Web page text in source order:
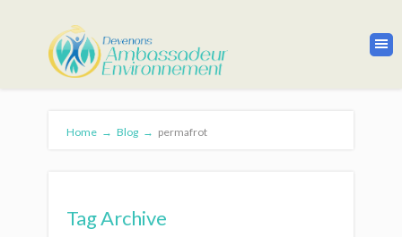
Home → Blog → permafrot
Tag Archive